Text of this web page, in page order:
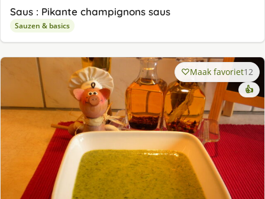
Saus : Pikante champignons saus
Sauzen & basics
Maak favoriet12
👍